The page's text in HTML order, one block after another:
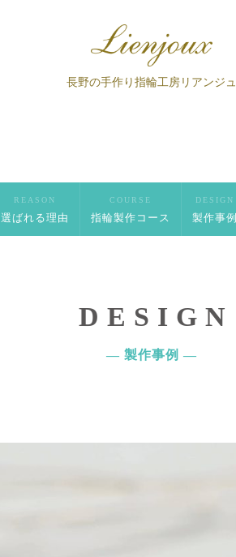
長野の手作り指輪工房リアンジュ
REASON
選ばれる理由
COURSE
指輪製作コース
DESIGN
製作事例
DESIGN
― 製作事例 ―